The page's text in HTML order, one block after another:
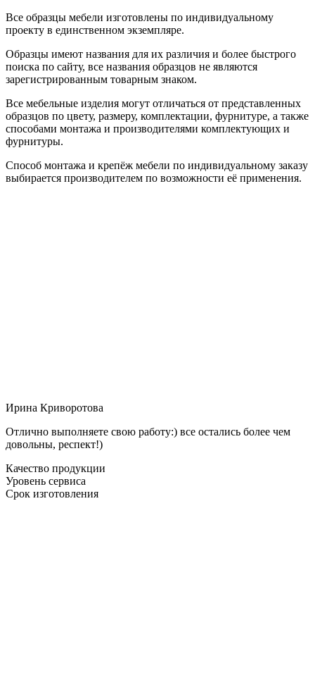
Все образцы мебели изготовлены по индивидуальному
проекту в единственном экземпляре.
Образцы имеют названия для их различия и более быстрого
поиска по сайту, все названия образцов не являются
зарегистрированным товарным знаком.
Все мебельные изделия могут отличаться от представленных
образцов по цвету, размеру, комплектации, фурнитуре, а также
способами монтажа и производителями комплектующих и
фурнитуры.
Способ монтажа и крепёж мебели по индивидуальному заказу
выбирается производителем по возможности её применения.
Ирина Криворотова
Отлично выполняете свою работу:) все остались более чем
довольны, респект!)
Качество продукции
Уровень сервиса
Срок изготовления